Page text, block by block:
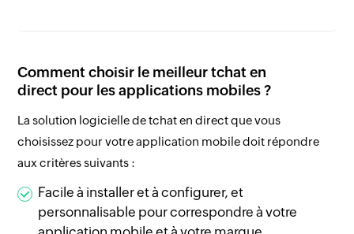
Comment choisir le meilleur tchat en
direct pour les applications mobiles ?
La solution logicielle de tchat en direct que vous
choisissez pour votre application mobile doit répondre
aux critères suivants :
Facile à installer et à configurer, et
personnalisable pour correspondre à votre